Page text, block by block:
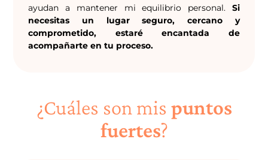
ayudan a mantener mi equilibrio personal. Si
necesitas un lugar seguro, cercano y
comprometido, estaré encantada de
acompañarte en tu proceso.
¿Cuáles son mis puntos
fuertes?